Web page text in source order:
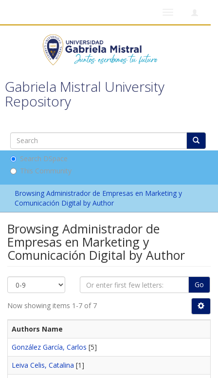
Gabriela Mistral University
Repository
Search DSpace
This Community
Browsing Administrador de Empresas en Marketing y
Comunicación Digital by Author
Browsing Administrador de
Empresas en Marketing y
Comunicación Digital by Author
Go
Now showing items 1-7 of 7
Authors Name
González García, Carlos [5]
Leiva Celis, Catalina [1]